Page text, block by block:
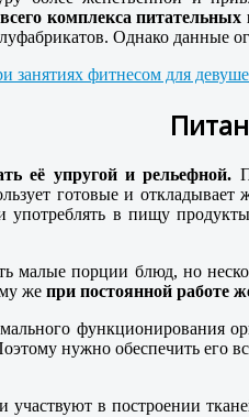
комплекса питательных
Однако данные
её упругой и рельефной.
готовые и
в пищу
порции блюд, но
же при постоянной работе
функционирования
нужно обеспечить
в построении